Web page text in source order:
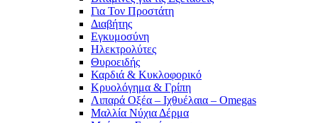
Για Τον Προστάτη
Διαβήτης
Εγκυμοσύνη
Ηλεκτρολύτες
Θυροειδής
Καρδιά & Κυκλοφορικό
Κρυολόγημα & Γρίπη
Λιπαρά Οξέα – Ιχθυέλαια – Omegas
Μαλλία Νύχια Δέρμα